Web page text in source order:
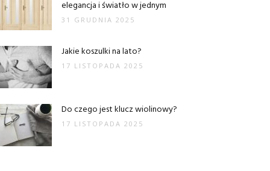
elegancja i światło w jednym
31 GRUDNIA 2025
Jakie koszulki na lato?
17 LISTOPADA 2025
Do czego jest klucz wiolinowy?
17 LISTOPADA 2025